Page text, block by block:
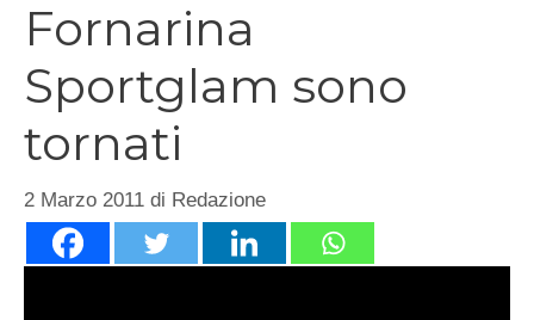
Fornarina
Sportglam sono
tornati
2 Marzo 2011 di Redazione